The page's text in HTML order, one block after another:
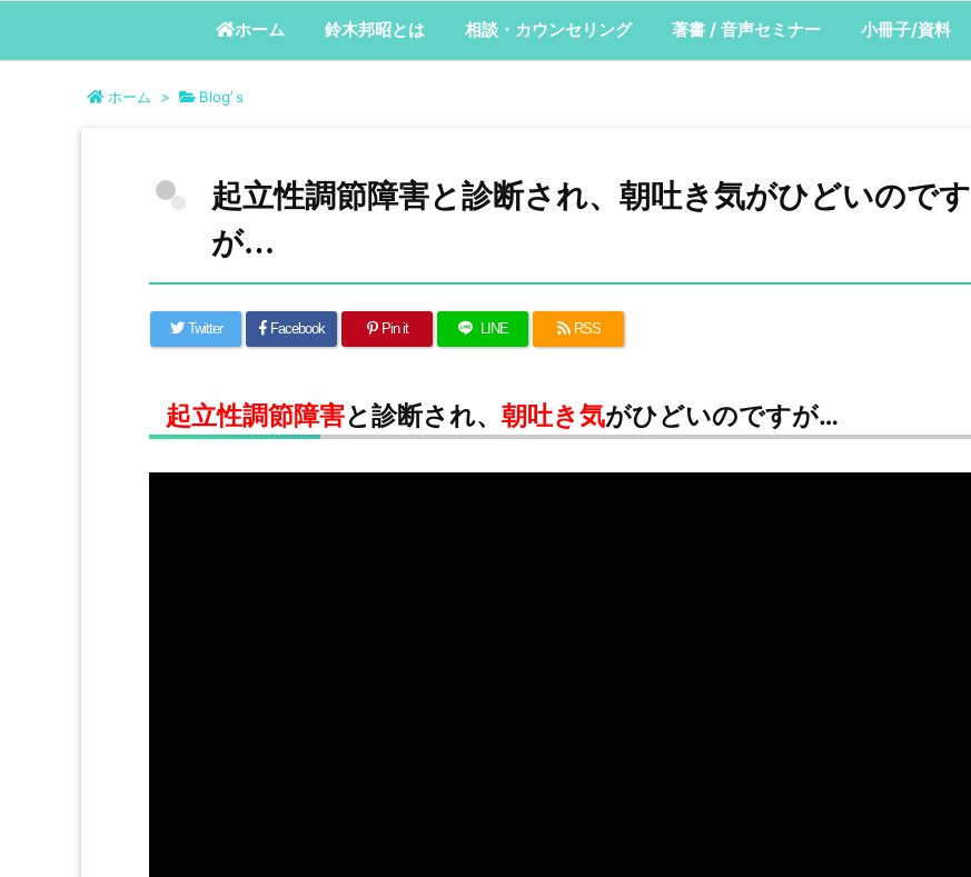
ホーム 鈴木邦昭とは 相談・カウンセリング 著書 / 音声セミナー 小冊子/資料
ホーム > Blog’ｓ
起立性調節障害と診断され、朝吐き気がひどいのです
が…
Twitter Facebook Pin it LINE RSS
起立性調節障害と診断され、 朝吐き気がひどいのですが…